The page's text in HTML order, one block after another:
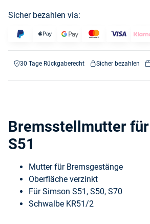
Sicher bezahlen via:
30 Tage Rückgaberecht Sicher bezahlen
Bremsstellmutter
S51
Mutter für Bremsgestänge
Oberfläche verzinkt
Für Simson S51, S50, S70
Schwalbe KR51/2